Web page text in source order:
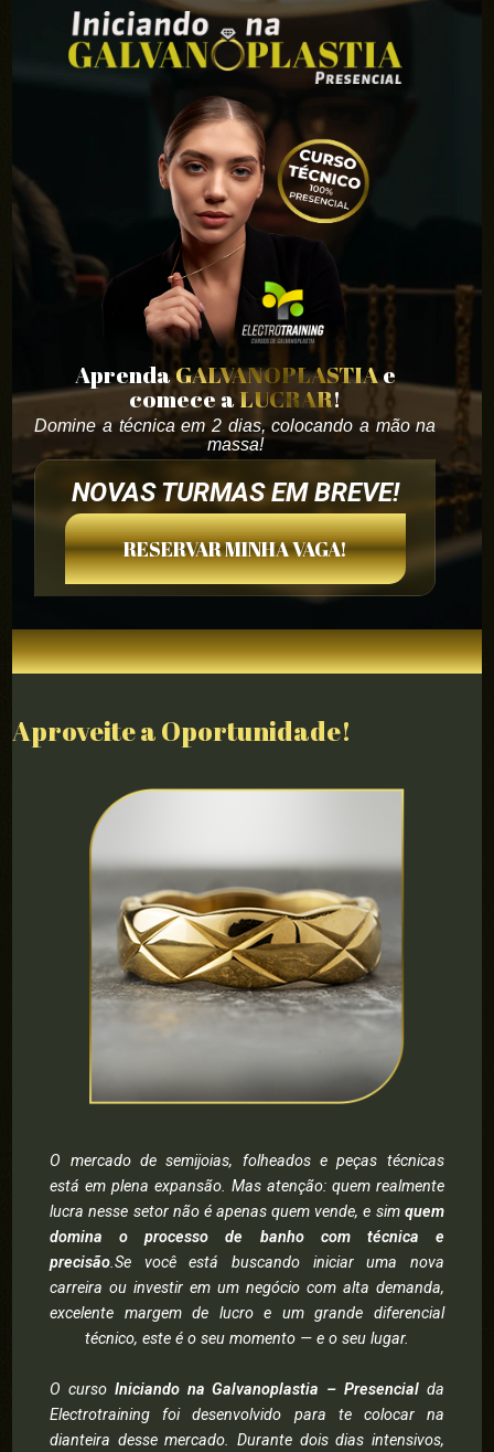
AprendaGALVANOPLASTIAe
comece aLUCRAR!
Domine a técnica em 2 dias, colocando a mão na
massa!
NOVAS TURMAS EM BREVE!
RESERVAR MINHA VAGA!
Aproveite a Oportunidade!
O mercado de semijoias, folheados e peças técnicas
está em plena expansão. Mas atenção: quem realmente
lucra nesse setor não é apenas quem vende, e sim quem
domina o processo de banho com técnica e
precisão.Se você está buscando iniciar uma nova
carreira ou investir em um negócio com alta demanda,
excelente margem de lucro e um grande diferencial
técnico, este é o seu momento — e o seu lugar.
O curso Iniciando na Galvanoplastia – Presencialda
Electrotraining foi desenvolvido para te colocar na
dianteira desse mercado. Durante dois dias intensivos,